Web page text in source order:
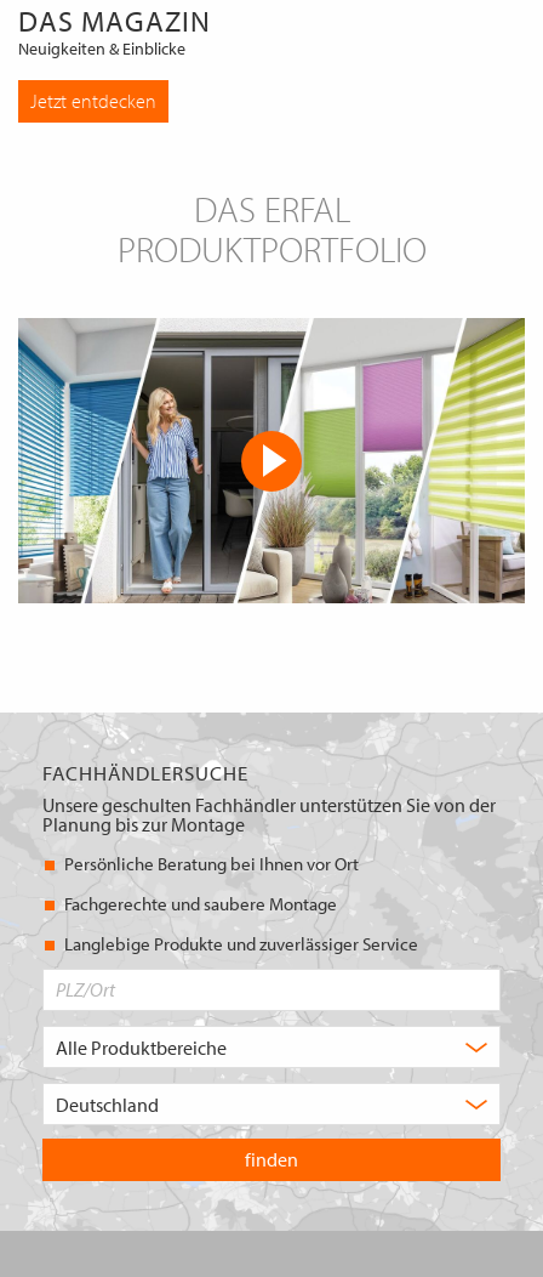
DAS MAGAZIN
Neuigkeiten & Einblicke
Jetzt entdecken
DAS ERFAL
PRODUKTPORTFOLIO
FACHHÄNDLERSUCHE
Unsere geschulten Fachhändler unterstützen Sie von der
Planung bis zur Montage
Persönliche Beratung bei Ihnen vor Ort
Fachgerechte und saubere Montage
Langlebige Produkte und zuverlässiger Service
in
welchem
Land
Sie
suchen